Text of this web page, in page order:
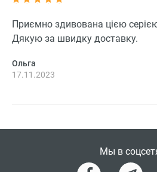
Приємно здивована цією
Дякую за швидку доставку.
Ольга
17.11.2023
Мы в